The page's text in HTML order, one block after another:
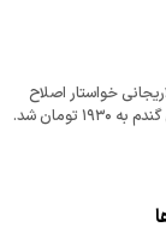
خواستار اصلاح
شد.